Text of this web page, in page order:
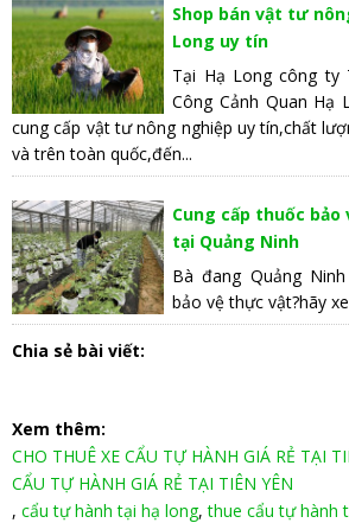
Shop bán vật tư
Long uy tín
Tại Hạ Long công ty
Công Cảnh Quan Hạ
cung cấp vật tư nông nghiệp uy tín,chất
và trên toàn quốc,đến...
Cung cấp thuốc bảo
tại Quảng Ninh
Bà đang Quảng
bảo vệ thực vật?hãy
Chia sẻ bài viết:
Xem thêm:
CHO THUÊ XE CẨU TỰ HÀNH GIÁ RẺ TẠI
CẨU TỰ HÀNH GIÁ RẺ TẠI TIÊN YÊN
, cẩu tự hành tại hạ long, thue cẩu tự hành